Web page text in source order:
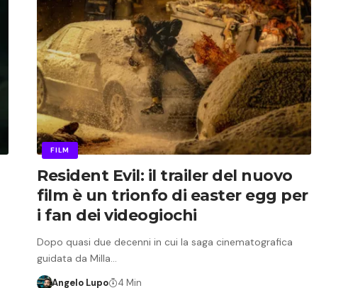
FILM
Resident Evil: il trailer del nuovo
film è un trionfo di easter egg per
i fan dei videogiochi
Dopo quasi due decenni in cui la saga cinematografica
guidata da Milla…
Angelo Lupo 4 Min